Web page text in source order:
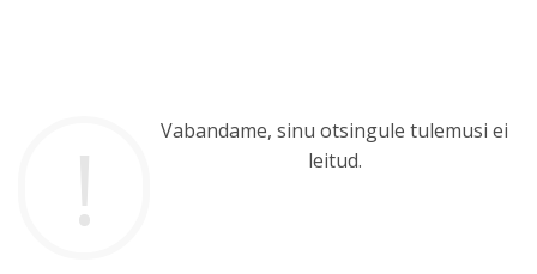
Vabandame, sinu otsingule tulemusi ei
leitud.